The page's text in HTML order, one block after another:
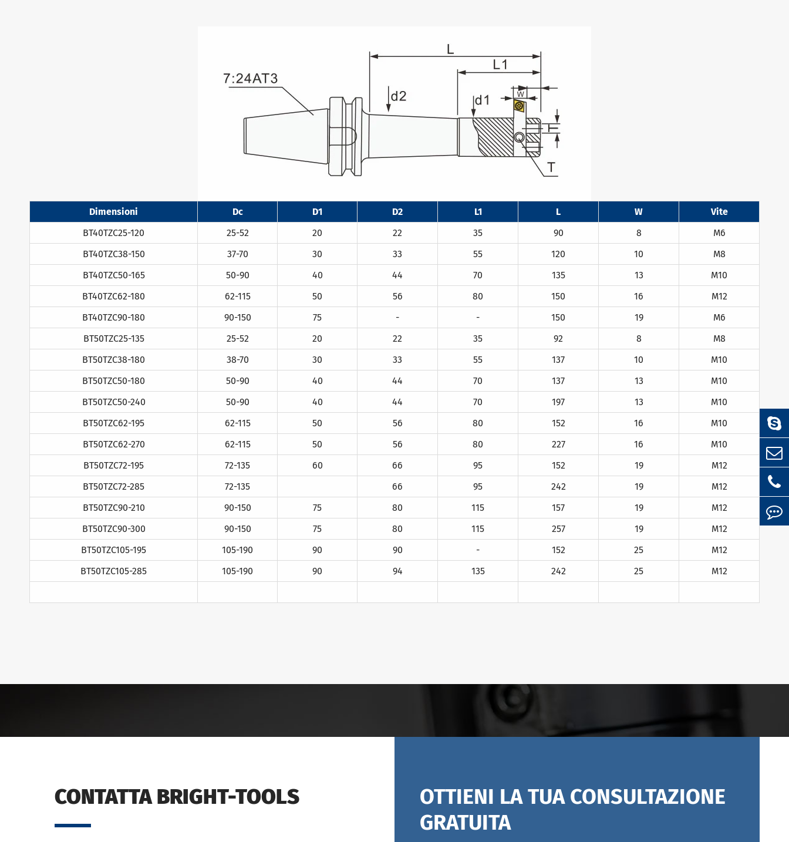
Dimensioni Dc D1 D2 L1 L W
Vite
BT40TZC25-120
25-52 20 22 35 90 8
M6
BT40TZC38-150
37-70 30 33 55 120 10
M8
BT40TZC50-165
50-90 40 44 70 135 13
M10
BT40TZC62-180
62-115 50 56 80 150 16
M12
BT40TZC90-180
90-150 75 - - 150 19
M6
BT50TZC25-135
25-52 20 22 35 92 8
M8
BT50TZC38-180
38-70 30 33 55 137 10
M10
BT50TZC50-180
50-90 40 44 70 137 13
M10
BT50TZC50-240
50-90 40 44 70 197 13
M10
BT50TZC62-195
62-115 50 56 80 152 16
M10
BT50TZC62-270
62-115 50 56 80 227 16
M10
BT50TZC72-195
72-135 60 66 95 152 19
M12
BT50TZC72-285
72-135 66 95 242 19
M12
BT50TZC90-210
90-150 75 80 115 157 19
M12
BT50TZC90-300
90-150 75 80 115 257 19
M12
BT50TZC105-195
105-190 90 90 - 152 25
M12
BT50TZC105-285
105-190 90 94 135 242 25 M12
CONTATTA BRIGHT-TOOLS
OTTIENI LA TUA CONSULTAZIONE
GRATUITA